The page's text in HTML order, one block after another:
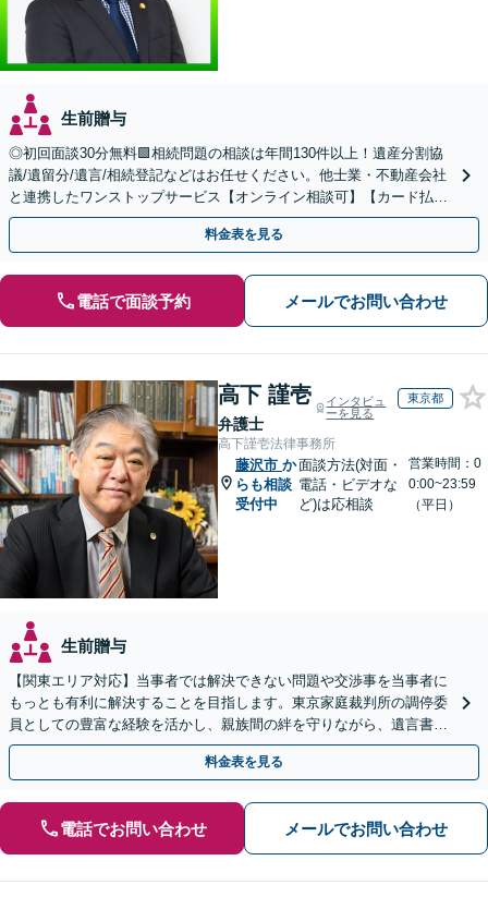
生前贈与
◎初回面談30分無料🟩相続問題の相談は年間130件以上！遺産分割協
議/遺留分/遺言/相続登記などはお任せください。他士業・不動産会社
と連携したワンストップサービス【オンライン相談可】【カード払
い・分割払い可】
料金表を見る
電話で面談予約 メールでお問い合わせ
高下 謹壱
弁護士
インタビュ
ーを見る
東京都
高下謹壱法律事務所
藤沢市 か
らも相談
受付中
面談方法(対面・
電話・ビデオな
ど)は応相談
営業時間：0
0:00~23:59
（平日）
生前贈与
【関東エリア対応】当事者では解決できない問題や交渉事を当事者に
もっとも有利に解決することを目指します。東京家庭裁判所の調停委
員としての豊富な経験を活かし、親族間の絆を守りながら、遺言書作
成から相続放棄まで相続問題を誠実にサポートいたします。
料金表を見る
電話でお問い合わせ メールでお問い合わせ